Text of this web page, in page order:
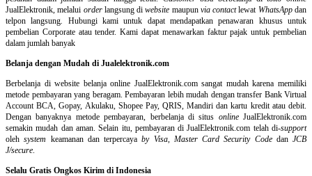
JualElektronik, melalui orderlangsung diwebsite maupun via contactlewat WhatsAppdan
telpon langsung. Hubungi kami untuk dapat mendapatkan penawaran khusus untuk
pembelian Corporate atau tender. Kami dapat menawarkan faktur pajak untuk pembelian
dalam jumlah banyak
Belanja dengan Mudah di Jualelektronik.com
Berbelanja diwebsite belanja online JualElektronik.com sangat mudah karena memiliki
metode pembayaran yang beragam. Pembayaran lebih mudah dengan transfer Bank Virtual
Account BCA, Gopay, Akulaku, Shopee Pay, QRIS, Mandiri dan kartu kredit atau debit.
Dengan banyaknya metode pembayaran, berbelanja di situs onlineJualElektronik.com
semakin mudah dan aman. Selain itu, pembayaran di JualElektronik.com telah di-support
olehsystem keamanan dan terpercayaby Visa, Master Card Security Codedan JCB
J/secure.
Selalu Gratis Ongkos Kirim di Indonesia